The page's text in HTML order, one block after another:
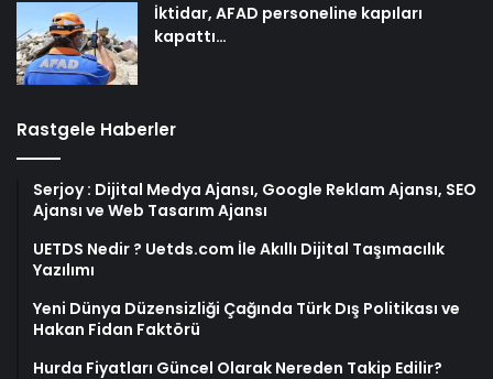
İktidar, AFAD personeline kapıları
kapattı…
Rastgele Haberler
Serjoy : Dijital Medya Ajansı, Google Reklam Ajansı, SEO
Ajansı ve Web Tasarım Ajansı
UETDS Nedir ? Uetds.com İle Akıllı Dijital Taşımacılık
Yazılımı
Yeni Dünya Düzensizliği Çağında Türk Dış Politikası ve
Hakan Fidan Faktörü
Hurda Fiyatları Güncel Olarak Nereden Takip Edilir?